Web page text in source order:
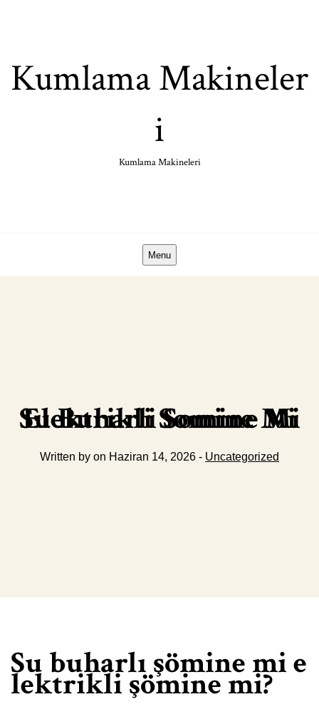
Kumlama Makineler
i
Kumlama Makineleri
Menu
Su Buharli Somine Mi Elektrikli Somine Mi
Written by on Haziran 14, 2026 - Uncategorized
Su buharlı şömine mi e
lektrikli şömine mi?